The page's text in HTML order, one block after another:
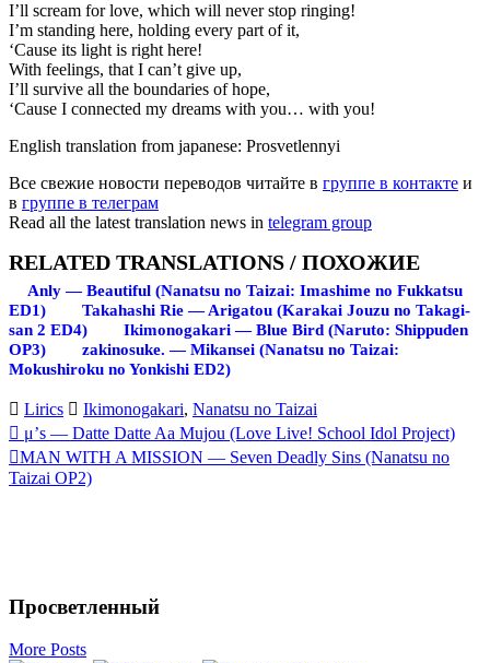
I’ll scream for love, which will never stop ringing!
I’m standing here, holding every part of it,
‘Cause its light is right here!
With feelings, that I can’t give up,
I’ll survive all the boundaries of hope,
‘Cause I connected my dreams with you… with you!
English translation from japanese: Prosvetlennyi
Все свежие новости переводов читайте в группе в контакте и
в группе в телеграм
Read all the latest translation news in telegram group
RELATED TRANSLATIONS / ПОХОЖИЕ
Anly — Beautiful (Nanatsu no Taizai: Imashime no Fukkatsu
ED1)
Takahashi Rie — Arigatou (Karakai Jouzu no Takagi-
san 2 ED4)
Ikimonogakari — Blue Bird (Naruto: Shippuden
OP3)
zakinosuke. — Mikansei (Nanatsu no Taizai:
Mokushiroku no Yonkishi ED2)
Lirics Ikimonogakari, Nanatsu no Taizai
Запись
навигация
μ’s — Datte Datte Aa Mujou (Love Live! School Idol Project)
MAN WITH A MISSION — Seven Deadly Sins (Nanatsu no
Taizai OP2)
Просветленный
More Posts